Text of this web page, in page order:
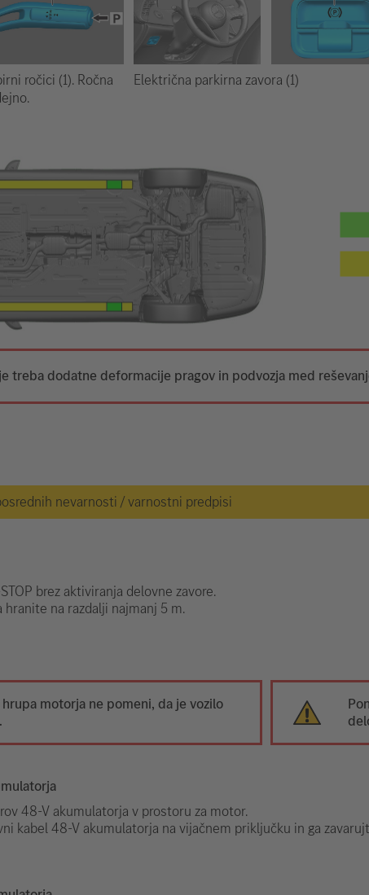
ročici (1). Ročna
Električna parkirna zavora (1)
treba dodatne deformacije pragov in podvozja med
nevarnosti / varnostni predpisi
brez aktiviranja delovne zavore.
na razdalji najmanj 5 m.
motorja ne pomeni, da je vozilo
48-V akumulatorja v prostoru za motor.
kabel 48-V akumulatorja na vijačnem priključku in ga